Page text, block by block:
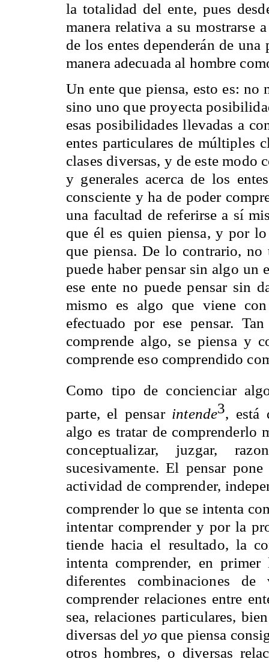
la totalidad del ente, pues
manera relativa a su mostrarse
de los entes dependerán de
manera adecuada al hombre
Un ente que piensa, esto es: no
sino uno que proyecta
esas posibilidades llevadas a
entes particulares de múltiples
clases diversas, y de este modo
y generales acerca de los
consciente y ha de poder
una facultad de referirse a sí
que él es quien piensa, y por
que piensa. De lo contrario,
puede haber pensar sin algo un
ese ente no puede pensar sin
mismo es algo que viene
efectuado por ese pensar.
comprende algo, se piensa y
comprende eso comprendido
Como tipo de concienciar
parte, el pensar intende3, está
algo es tratar de comprenderlo
conceptualizar, juzgar,
sucesivamente. El pensar
actividad de comprender,
comprender lo que se intenta
intentar comprender y por la
tiende hacia el resultado, la
intenta comprender, en primer
diferentes combinaciones
comprender relaciones entre
sea, relaciones particulares,
diversas del yo que piensa
otros hombres, o diversas